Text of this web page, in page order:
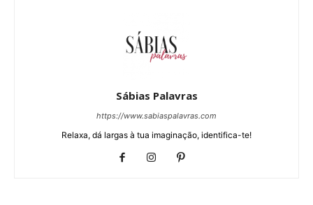
Sábias Palavras
https://www.sabiaspalavras.com
Relaxa, dá largas à tua imaginação, identifica-te!